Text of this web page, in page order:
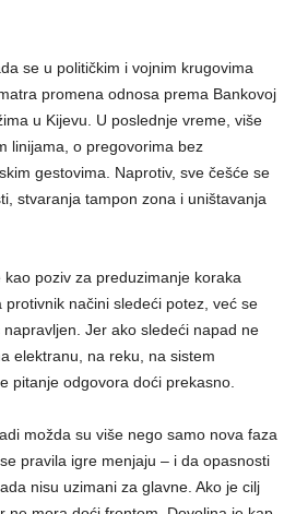
se u političkim i vojnim krugovima
promena odnosa prema Bankovoj
u Kijevu. U poslednje vreme, više
linijama, o pregovorima bez
gestovima. Naprotiv, sve češće se
stvaranja tampon zona i uništavanja
poziv za preduzimanje koraka
načini sledeći potez, već se
Jer ako sledeći napad ne
elektranu, na reku, na sistem
pitanje odgovora doći prekasno.
možda su više nego samo nova faza
pravila igre menjaju – i da opasnosti
nisu uzimani za glavne. Ako je cilj